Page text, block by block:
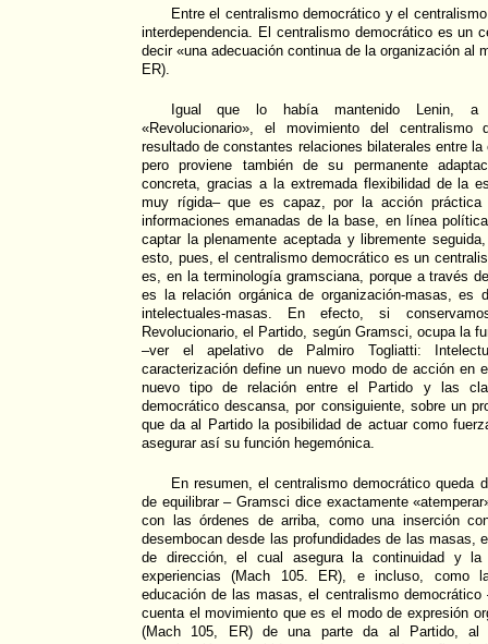
Entre el centralismo democrático y el
interdependencia. El centralismo democrático es un
decir «una adecuación continua de la organización al
ER).
Igual que lo había mantenido Lenin, a
«Revolucionario», el movimiento del
resultado de constantes relaciones bilaterales entre
pero proviene también de su permanente
concreta, gracias a la extremada flexibilidad de la
muy rígida– que es capaz, por la acción
informaciones emanadas de la base, en línea
captar la plenamente aceptada y libremente
esto, pues, el centralismo democrático es un
es, en la terminología gramsciana, porque a través
es la relación orgánica de organización-masas, es
intelectuales-masas. En efecto, si
Revolucionario, el Partido, según Gramsci, ocupa la
–ver el apelativo de Palmiro Togliatti:
caracterización define un nuevo modo de acción en
nuevo tipo de relación entre el Partido y las
democrático descansa, por consiguiente, sobre un
que da al Partido la posibilidad de actuar como
asegurar así su función hegemónica.
En resumen, el centralismo democrático queda
de equilibrar – Gramsci dice exactamente
con las órdenes de arriba, como una inserción
desembocan desde las profundidades de las masas,
de dirección, el cual asegura la continuidad y la
experiencias (Mach 105. ER), e incluso, como
educación de las masas, el centralismo democrático
cuenta el movimiento que es el modo de expresión
(Mach 105, ER) de una parte da al Partido, al